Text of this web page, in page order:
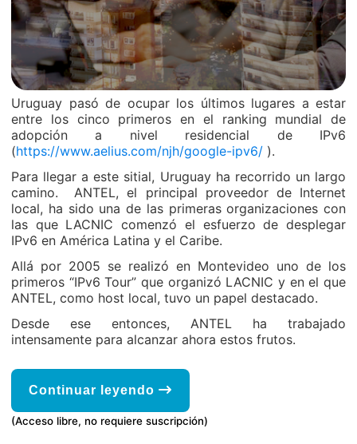
Uruguay pasó de ocupar los últimos lugares a estar
entre los cinco primeros en el ranking mundial de
adopción a nivel residencial de IPv6
(https://www.aelius.com/njh/google-ipv6/ ).
Para llegar a este sitial, Uruguay ha recorrido un largo
camino. ANTEL, el principal proveedor de Internet
local, ha sido una de las primeras organizaciones con
las que LACNIC comenzó el esfuerzo de desplegar
IPv6 en América Latina y el Caribe.
Allá por 2005 se realizó en Montevideo uno de los
primeros “IPv6 Tour” que organizó LACNIC y en el que
ANTEL, como host local, tuvo un papel destacado.
Desde ese entonces, ANTEL ha trabajado
intensamente para alcanzar ahora estos frutos.
Continuar leyendo
(Acceso libre, no requiere suscripción)